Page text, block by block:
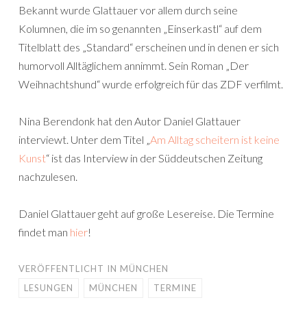
Bekannt wurde Glattauer vor allem durch seine
Kolumnen, die im so genannten „Einserkastl“ auf dem
Titelblatt des „Standard“ erscheinen und in denen er sich
humorvoll Alltäglichem annimmt. Sein Roman „Der
Weihnachtshund“ wurde erfolgreich für das ZDF verfilmt.
Nina Berendonk hat den Autor Daniel Glattauer
interviewt. Unter dem Titel „Am Alltag scheitern ist keine
Kunst“ ist das Interview in der Süddeutschen Zeitung
nachzulesen.
Daniel Glattauer geht auf große Lesereise. Die Termine
findet man hier!
VERÖFFENTLICHT IN MÜNCHEN
LESUNGEN
MÜNCHEN TERMINE